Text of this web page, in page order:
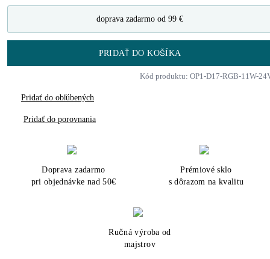
doprava zadarmo od 99 €
PRIDAŤ DO KOŠÍKA
Kód produktu: OP1-D17-RGB-11W-
Pridať do obľúbených
Pridať do porovnania
Doprava zadarmo
pri objednávke nad 50€
Prémiové sklo
s dôrazom na kvalitu
Ručná výroba od
majstrov